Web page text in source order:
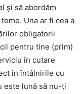
și să abordăm
Una ar fi cea a
obligatorii
pentru tine (prim)
în cutare
în întâlnirile cu
este lună să nu-ți